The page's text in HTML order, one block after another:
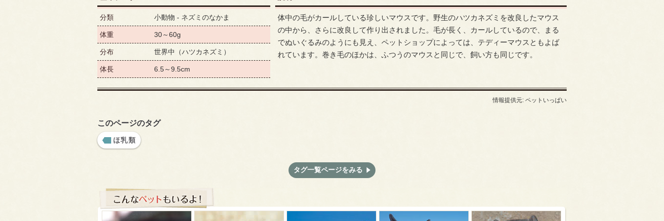
分類 小動物 - ネズミのなかま
体重 30～60g
分布 世界中（ハツカネズミ）
体長 6.5～9.5cm
体中の毛がカールしている珍しいマウスです。野生のハツカネズミを改良したマウス
の中から、さらに改良して作り出されました。毛が長く、カールしているので、まる
でぬいぐるみのようにも見え、ペットショップによっては、テディーマウスともよば
れています。巻き毛のほかは、ふつうのマウスと同じで、飼い方も同じです。
情報提供元: ペットいっぱい
このページのタグ
ほ乳類
タグ一覧ページをみる